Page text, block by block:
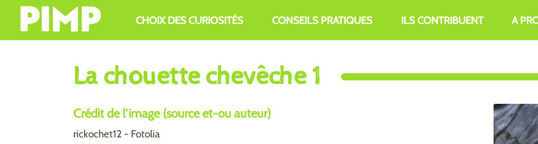
Aller au contenu principal CHOIX DES CURIOSITÉS CONSEILS PRATIQUES ILS CONTRIBUENT A
La chouette chevêche 1
Crédit de l'image (source et-ou auteur)
rickochet12 - Fotolia